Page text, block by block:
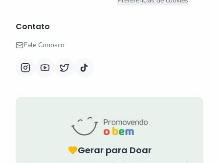
Contato
Fale Conosco
Gerar para Doar